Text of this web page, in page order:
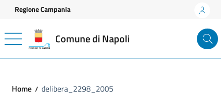
Vai ai contenuti
Vai al footer
Regione Campania
Comune di Napoli
Home delibera_2298_2005